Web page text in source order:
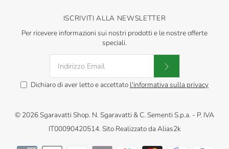
ISCRIVITI ALLA NEWSLETTER
Per ricevere informazioni sui nostri prodotti e le nostre offerte
speciali.
Dichiaro di aver letto e accettato l'informativa sulla privacy
© 2026Sgaravatti Shop. N. Sgaravatti & C. Sementi S.p.a. - P. IVA
IT00090420514. Sito Realizzato da Alias2k